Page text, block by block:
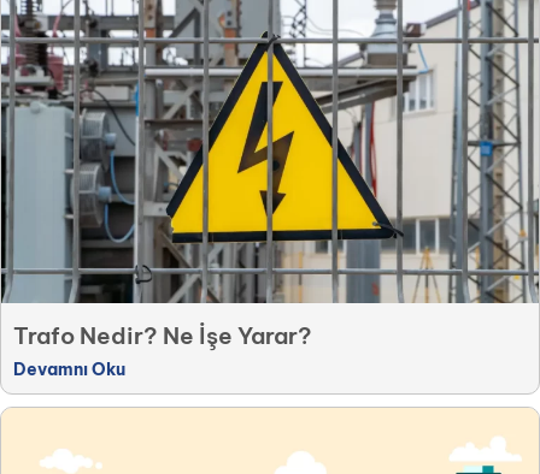
Trafo Nedir? Ne İşe Yarar?
Devamnı Oku